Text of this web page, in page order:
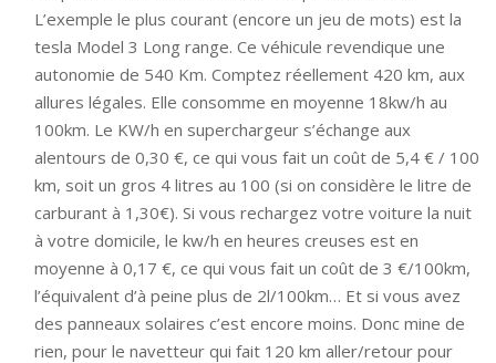
L’exemple le plus courant (encore un jeu de mots) est la
tesla Model 3 Long range. Ce véhicule revendique une
autonomie de 540 Km. Comptez réellement 420 km, aux
allures légales. Elle consomme en moyenne 18kw/h au
100km. Le KW/h en superchargeur s’échange aux
alentours de 0,30 €, ce qui vous fait un coût de 5,4 € / 100
km, soit un gros 4 litres au 100 (si on considère le litre de
carburant à 1,30€). Si vous rechargez votre voiture la nuit
à votre domicile, le kw/h en heures creuses est en
moyenne à 0,17 €, ce qui vous fait un coût de 3 €/100km,
l’équivalent d’à peine plus de 2l/100km… Et si vous avez
des panneaux solaires c’est encore moins. Donc mine de
rien, pour le navetteur qui fait 120 km aller/retour pour